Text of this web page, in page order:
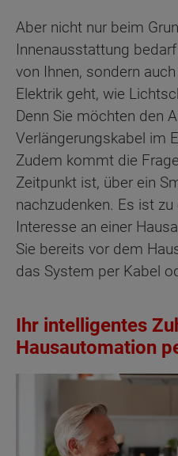
Aber nicht nur beim
Innenausstattung
von Ihnen, sondern
Elektrik geht, wie
Denn Sie möchten den
Verlängerungskabel im
Zudem kommt die
Zeitpunkt ist, über ein
nachzudenken. Es ist
Interesse an einer
Sie bereits vor dem
das System per Kabel
Ihr intelligentes
Hausautomation